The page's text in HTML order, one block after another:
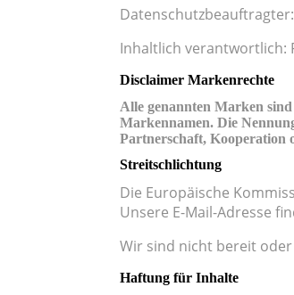
Inhaltlich verantwortlich:
Disclaimer Markenrechte
Alle genannten Marken
Markennamen. Die
Partnerschaft, Kooperation
Streitschlichtung
Die Europäische
Unsere E-Mail-Adresse
Wir sind nicht bereit
Haftung für Inhalte